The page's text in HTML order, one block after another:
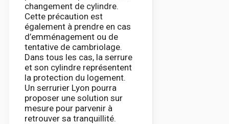
changement de cylindre.
Cette précaution est
également à prendre en cas
d’emménagement ou de
tentative de cambriolage.
Dans tous les cas, la serrure
et son cylindre représentent
la protection du logement.
Un serrurier Lyon pourra
proposer une solution sur
mesure pour parvenir à
retrouver sa tranquillité.